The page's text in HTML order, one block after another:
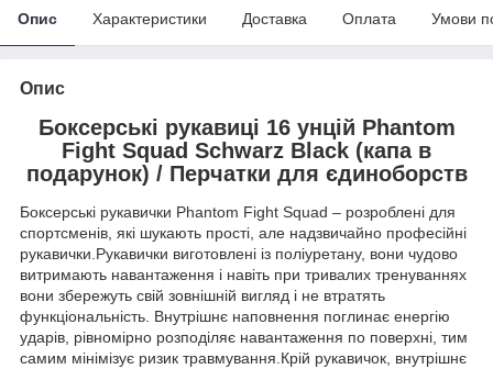
Опис Характеристики Доставка Оплата Умови
Опис
Боксерські рукавиці 16 унцій Phantom
Fight Squad Schwarz Black (капа в
подарунок) / Перчатки для єдиноборств
Боксерські рукавички Phantom Fight Squad – розроблені для
спортсменів, які шукають прості, але надзвичайно професійні
рукавички.Рукавички виготовлені із поліуретану, вони чудово
витримають навантаження і навіть при тривалих тренуваннях
вони збережуть свій зовнішній вигляд і не втратять
функціональність. Внутрішнє наповнення поглинає енергію
ударів, рівномірно розподіляє навантаження по поверхні, тим
самим мінімізує ризик травмування.Крій рукавичок, внутрішнє